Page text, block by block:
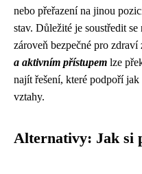
nebo přeřazení na jinou
stav. Důležité je soustředit
zároveň bezpečné pro zdraví
a aktivním přístupem lze
najít řešení, které podpoří
vztahy.
Alternativy: Jak si